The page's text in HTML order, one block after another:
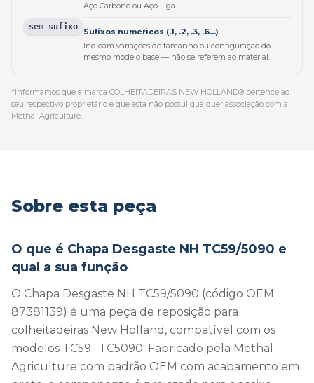
sem sufixo
Aço Carbono ou Aço Liga
Sufixos numéricos (.1, .2, .3, .6...)
Indicam variações de tamanho ou configuração do
mesmo modelo base — não se referem ao material.
*Informamos que a marca COLHEITADEIRAS NEW HOLLAND® pertence ao
seu respectivo proprietário e que esta não possui qualquer associação com a
Methal Agriculture.
Sobre esta peça
O que é Chapa Desgaste NH TC59/5090 e
qual a sua função
O Chapa Desgaste NH TC59/5090 (código OEM
87381139) é uma peça de reposição para
colheitadeiras New Holland, compatível com os
modelos TC59 · TC5090. Fabricado pela Methal
Agriculture com padrão OEM com acabamento em